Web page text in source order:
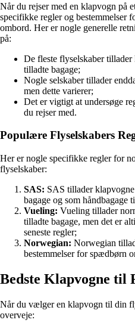
Når du rejser med en klapvogn på
specifikke regler og bestemmelser
ombord. Her er nogle generelle
på:
De fleste flyselskaber
tilladte bagage;
Nogle selskaber tillader
men dette varierer;
Det er vigtigt at undersøge
du rejser med.
Populære Flyselskabers
Her er nogle specifikke regler for
flyselskaber:
SAS: SAS tillader
bagage og som håndbagage
Vueling: Vueling tillader
tilladte bagage, men det er
seneste regler;
Norwegian: Norwegian
bestemmelser for spædbørn
Bedste Klapvogne til
Når du vælger en klapvogn til din
overveje: